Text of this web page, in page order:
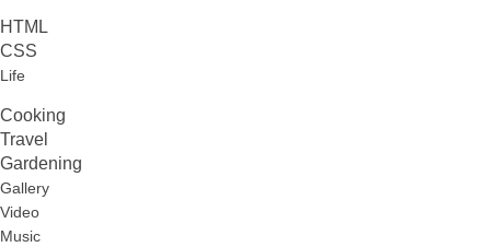
HTML
CSS
Life
Cooking
Travel
Gardening
Gallery
Video
Music